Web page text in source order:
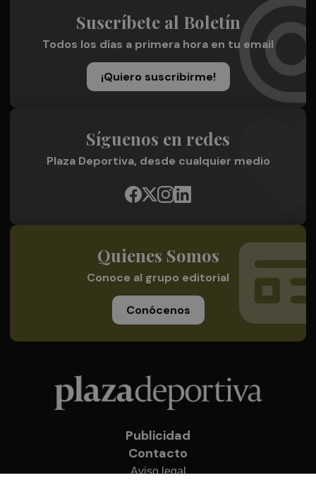
Suscríbete al Boletín
Todos los días a primera hora en tu email
¡Quiero suscribirme!
Síguenos en redes
Plaza Deportiva, desde cualquier medio
Quienes Somos
Conoce al grupo editorial
Conócenos
Publicidad
Contacto
Aviso legal